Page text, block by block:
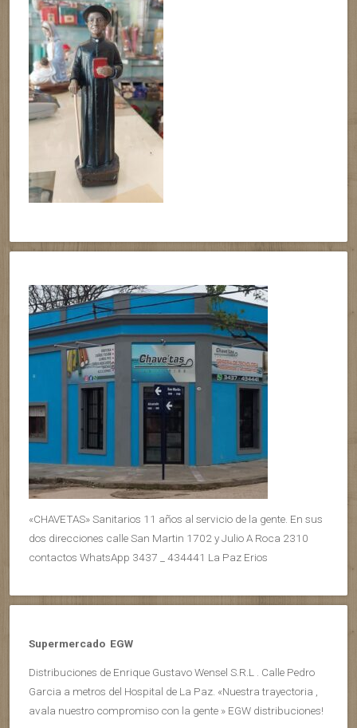
«CHAVETAS» Sanitarios 11 años al servicio de la gente. En sus
dos direcciones calle San Martin 1702 y Julio A Roca 2310
contactos WhatsApp 3437 _ 434441 La Paz Erios
Supermercado EGW
Distribuciones de Enrique Gustavo Wensel S.R.L . Calle Pedro
Garcia a metros del Hospital de La Paz. «Nuestra trayectoria ,
avala nuestro compromiso con la gente » EGW distribuciones!